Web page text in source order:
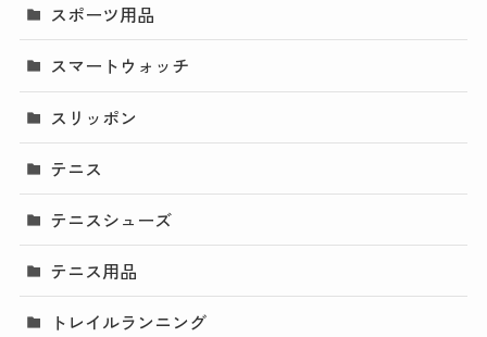
スポーツ用品
スマートウォッチ
スリッポン
テニス
テニスシューズ
テニス用品
トレイルランニング